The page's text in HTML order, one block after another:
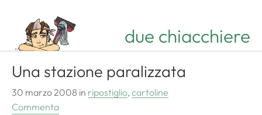
due chiacchiere
Una stazione paralizzata
30 marzo 2008 in ripostiglio, cartoline
Commenta